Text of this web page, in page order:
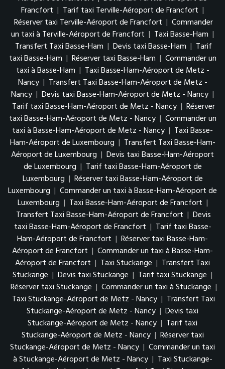
Francfort | Tarif taxi Terville-Aéroport de Francfort |
Réserver taxi Terville-Aéroport de Francfort | Commander
un taxi à Terville-Aéroport de Francfort | Taxi Basse-Ham |
Transfert Taxi Basse-Ham | Devis taxi Basse-Ham | Tarif
taxi Basse-Ham | Réserver taxi Basse-Ham | Commander un
taxi à Basse-Ham | Taxi Basse-Ham-Aéroport de Metz -
Nancy | Transfert Taxi Basse-Ham-Aéroport de Metz -
Nancy | Devis taxi Basse-Ham-Aéroport de Metz - Nancy |
Tarif taxi Basse-Ham-Aéroport de Metz - Nancy | Réserver
taxi Basse-Ham-Aéroport de Metz - Nancy | Commander un
taxi à Basse-Ham-Aéroport de Metz - Nancy | Taxi Basse-
Ham-Aéroport de Luxembourg | Transfert Taxi Basse-Ham-
Aéroport de Luxembourg | Devis taxi Basse-Ham-Aéroport
de Luxembourg | Tarif taxi Basse-Ham-Aéroport de
Luxembourg | Réserver taxi Basse-Ham-Aéroport de
Luxembourg | Commander un taxi à Basse-Ham-Aéroport de
Luxembourg | Taxi Basse-Ham-Aéroport de Francfort |
Transfert Taxi Basse-Ham-Aéroport de Francfort | Devis
taxi Basse-Ham-Aéroport de Francfort | Tarif taxi Basse-
Ham-Aéroport de Francfort | Réserver taxi Basse-Ham-
Aéroport de Francfort | Commander un taxi à Basse-Ham-
Aéroport de Francfort | Taxi Stuckange | Transfert Taxi
Stuckange | Devis taxi Stuckange | Tarif taxi Stuckange |
Réserver taxi Stuckange | Commander un taxi à Stuckange |
Taxi Stuckange-Aéroport de Metz - Nancy | Transfert Taxi
Stuckange-Aéroport de Metz - Nancy | Devis taxi
Stuckange-Aéroport de Metz - Nancy | Tarif taxi
Stuckange-Aéroport de Metz - Nancy | Réserver taxi
Stuckange-Aéroport de Metz - Nancy | Commander un taxi
à Stuckange-Aéroport de Metz - Nancy | Taxi Stuckange-